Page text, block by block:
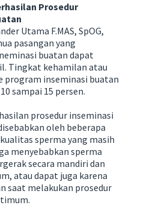
Prosedur
Utama F.MAS, SpOG,
pasangan yang
buatan dapat
Tingkat kehamilan atau
program inseminasi buatan
sampai 15 persen.
prosedur inseminasi
oleh beberapa
sperma yang masih
menyebabkan sperma
secara mandiri dan
atau dapat juga karena
saat melakukan prosedur